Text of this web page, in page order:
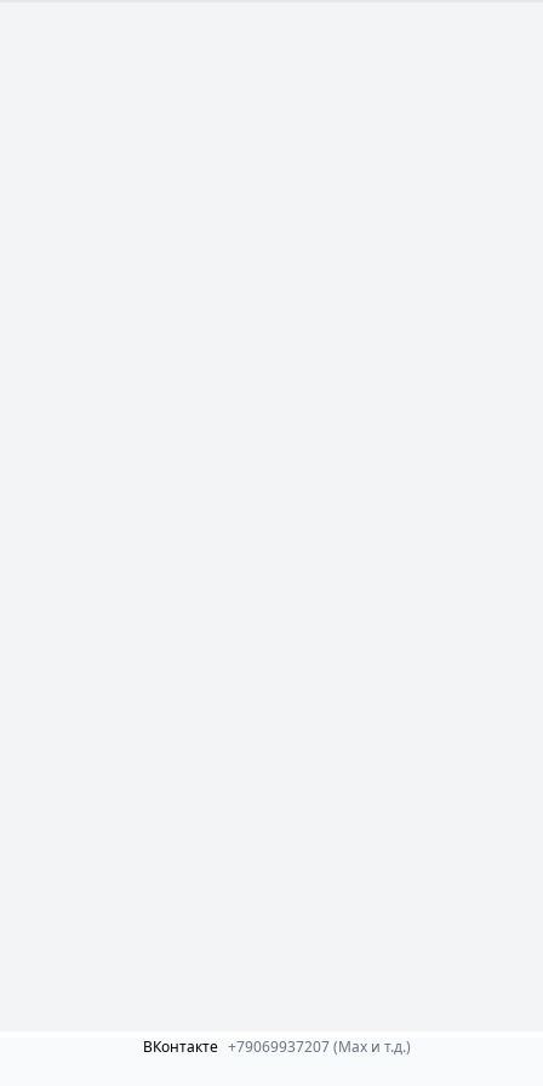
ВКонтакте +79069937207 (Max и т.д.)